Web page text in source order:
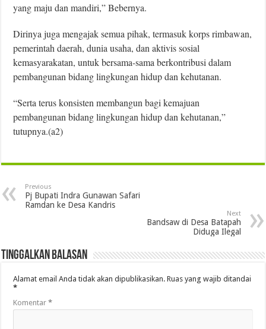
yang maju dan mandiri,” Bebernya.
Dirinya juga mengajak semua pihak, termasuk korps rimbawan,
pemerintah daerah, dunia usaha, dan aktivis sosial
kemasyarakatan, untuk bersama-sama berkontribusi dalam
pembangunan bidang lingkungan hidup dan kehutanan.
“Serta terus konsisten membangun bagi kemajuan
pembangunan bidang lingkungan hidup dan kehutanan,”
tutupnya.(a2)
Previous
Pj Bupati Indra Gunawan Safari
Ramdan ke Desa Kandris
Next
Bandsaw di Desa Batapah
Diduga Ilegal
Tinggalkan Balasan
Alamat email Anda tidak akan dipublikasikan. Ruas yang wajib ditandai
*
Komentar*